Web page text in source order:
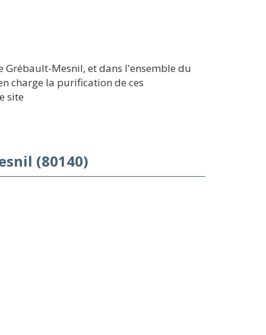
Grébault-Mesnil, et dans l'ensemble du
charge la purification de ces
site
(80140)